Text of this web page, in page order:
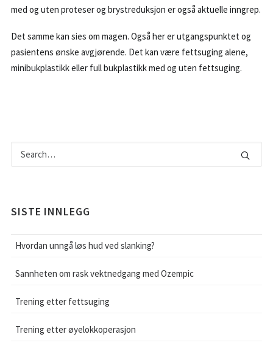
med og uten proteser og brystreduksjon er også aktuelle inngrep.
Det samme kan sies om magen. Også her er utgangspunktet og
pasientens ønske avgjørende. Det kan være fettsuging alene,
minibukplastikk eller full bukplastikk med og uten fettsuging.
SISTE INNLEGG
Hvordan unngå løs hud ved slanking?
Sannheten om rask vektnedgang med Ozempic
Trening etter fettsuging
Trening etter øyelokkoperasjon